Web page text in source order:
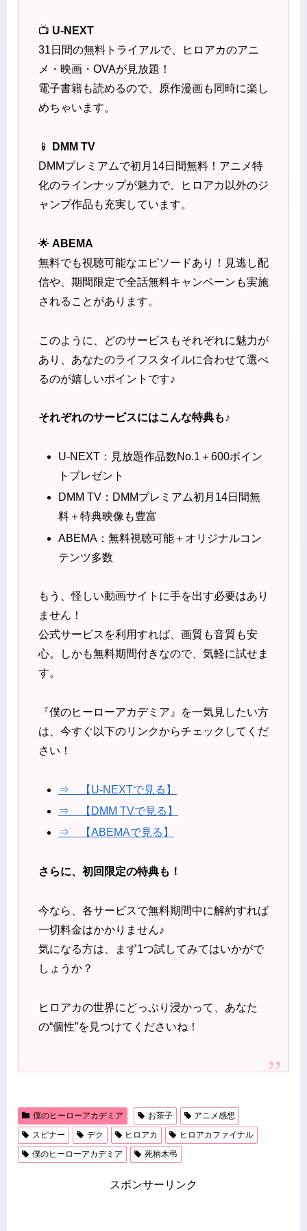
📺 U-NEXT
31日間の無料トライアルで、ヒロアカのアニ
メ・映画・OVAが見放題！
電子書籍も読めるので、原作漫画も同時に楽し
めちゃいます。
📱
DMM TV
DMMプレミアムで初月14日間無料！アニメ特
化のラインナップが魅力で、ヒロアカ以外のジ
ャンプ作品も充実しています。
🌟 ABEMA
無料でも視聴可能なエピソードあり！見逃し配
信や、期間限定で全話無料キャンペーンも実施
されることがあります。
このように、どのサービスもそれぞれに魅力が
あり、あなたのライフスタイルに合わせて選べ
るのが嬉しいポイントです♪
それぞれのサービスにはこんな特典も♪
U-NEXT：見放題作品数No.1＋600ポイン
トプレゼント
DMM TV：DMMプレミアム初月14日間無
料＋特典映像も豊富
ABEMA：無料視聴可能＋オリジナルコン
テンツ多数
もう、怪しい動画サイトに手を出す必要はあり
ません！
公式サービスを利用すれば、画質も音質も安
心。しかも無料期間付きなので、気軽に試せま
す。
『僕のヒーローアカデミア』を一気見したい方
は、今すぐ以下のリンクからチェックしてくだ
さい！
⇒ 【U-NEXTで見る】
⇒ 【DMM TVで見る】
⇒ 【ABEMAで見る 】
さらに、初回限定の特典も！
今なら、各サービスで無料期間中に解約すれば
一切料金はかかりません♪
気になる方は、まず1つ試してみてはいかがで
しょうか？
ヒロアカの世界にどっぷり浸かって、あなた
の“個性”を見つけてくださいね！
僕のヒーローアカデミア お茶子
アニメ感想
スピナー
デク ヒロアカ
ヒロアカファイナル
僕のヒーローアカデミア
死柄木弔
スポンサーリンク